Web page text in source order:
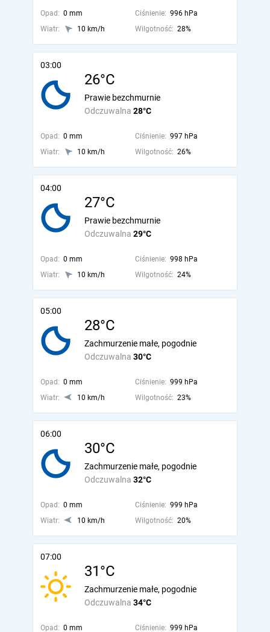
Opad: 0 mm Ciśnienie: 996 hPa
Wiatr:
10 km/h Wilgotność: 28%
03:00
26°C
Odczuwalna 28°C
Prawie bezchmurnie
Opad: 0 mm Ciśnienie: 997 hPa
Wiatr:
10 km/h Wilgotność: 26%
04:00
27°C
Odczuwalna 29°C
Prawie bezchmurnie
Opad: 0 mm Ciśnienie: 998 hPa
Wiatr:
10 km/h Wilgotność: 24%
05:00
28°C
Odczuwalna 30°C
Zachmurzenie małe, pogodnie
Opad: 0 mm Ciśnienie: 999 hPa
Wiatr:
10 km/h Wilgotność: 23%
06:00
30°C
Odczuwalna 32°C
Zachmurzenie małe, pogodnie
Opad: 0 mm Ciśnienie: 999 hPa
Wiatr:
10 km/h Wilgotność: 20%
07:00
31°C
Odczuwalna 34°C
Zachmurzenie małe, pogodnie
Opad: 0 mm Ciśnienie: 999 hPa